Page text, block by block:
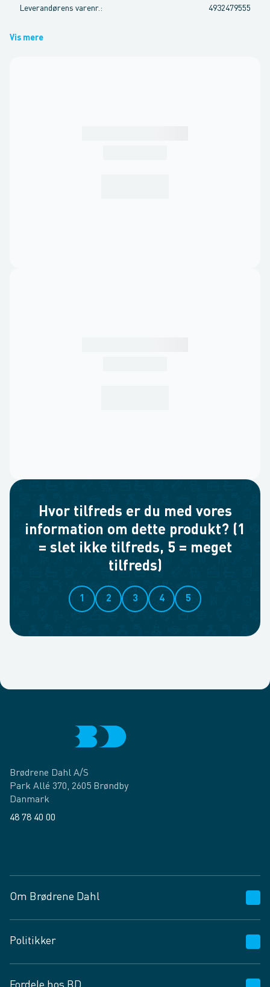
Leverandørens varenr. : 4932479555
Vis mere
Hvor tilfreds er du med vores
information om dette produkt? (1
= slet ikke tilfreds, 5 = meget
tilfreds)
1 2 3 4 5
Brødrene Dahl A/S
Park Allé 370, 2605 Brøndby
Danmark
48 78 40 00
Om Brødrene Dahl
Vagttelefon 30 10 89 89
Spørgsmål og svar
Politikker